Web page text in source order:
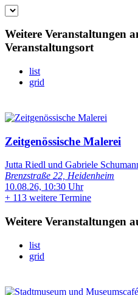
Weitere Veranstaltungen
Veranstaltungsort
list
grid
Zeitgenössische Malerei
Jutta Riedl und Gabriele
Brenzstraße 22, Heidenheim
10.08.26, 10:30 Uhr
+ 113 weitere Termine
Weitere Veranstaltungen
list
grid